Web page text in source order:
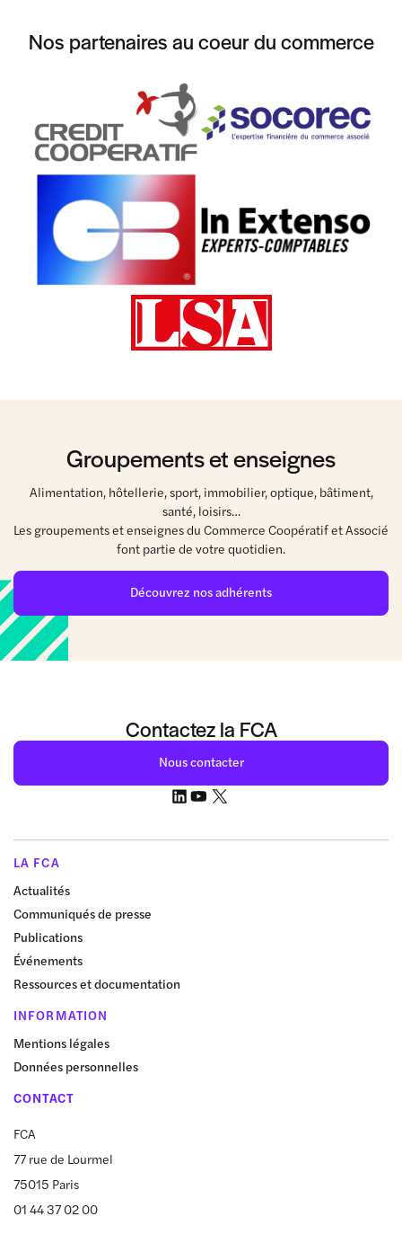
Nos partenaires au coeur du commerce
Groupements et enseignes
Alimentation, hôtellerie, sport, immobilier, optique, bâtiment,
santé, loisirs…
Les groupements et enseignes du Commerce Coopératif et Associé
font partie de votre quotidien.
Découvrez nos adhérents
Contactez la FCA
Nous contacter
LA FCA
Actualités
Communiqués de presse
Publications
Événements
Ressources et documentation
INFORMATION
Mentions légales
Données personnelles
CONTACT
FCA
77 rue de Lourmel
75015 Paris
01 44 37 02 00